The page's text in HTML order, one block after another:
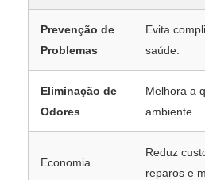
Prevenção de
Problemas
Evita
saúde.
Eliminação de
Odores
Melhora a
ambiente.
Economia
Reduz
reparos e